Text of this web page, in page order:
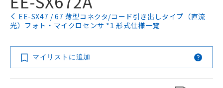
EE-SX47 / 67 薄型コネクタ/コード引き出しタイプ（直流
光）フォト・マイクロセンサ *1 形式仕様一覧
マイリストに追加